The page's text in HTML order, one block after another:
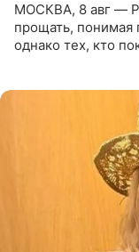
МОСКВА, 8 авг —
прощать, понимая
однако тех, кто